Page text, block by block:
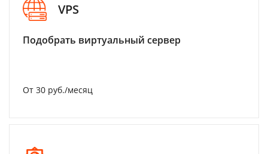
VPS
Подобрать виртуальный сервер
От 30 руб./месяц